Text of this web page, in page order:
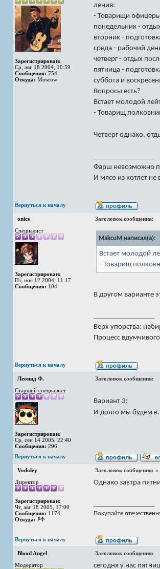
Зарегистрирован:
Ср, авг 18 2004, 10:59
Сообщения: 754
Откуда: Moscow
ления:
- Товарищи
понедельник -
вторник -
среда - рабочий
четверг - отдых
пятница -
суббота и
Вопросы есть?
Встает молодой
- Товарищ
Четверг однако,
Фарш невозможно
И мясо из котлет не
Вернуться к началу
onics Заголовок сообщения:
Специалист
Зарегистрирован:
Пт, ноя 12 2004, 11:17
Сообщения: 104
MakcuM написал(а):
Встает молодой
- Товарищ
В другом варианте
Верх упорства:
Процесс
Вернуться к началу
Леонид Ф. Заголовок сообщения:
Старший специалист
Зарегистрирован:
Ср, сен 14 2005, 22:40
Сообщения: 296
Вариант 3:
И долго мы будем
Вернуться к началу
Vodoley Заголовок сообщения: в
Директор
Зарегистрирован:
Чт, авг 18 2005, 17:00
Сообщения: 1174
Откуда: РФ
Однако завтра
Покупайте
Вернуться к началу
Blood Angel Заголовок сообщения:
Модератор
сегодня у нас